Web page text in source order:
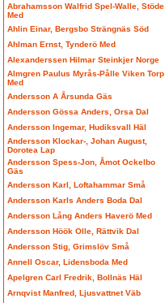
Abrahamsson Walfrid Spel-Walle, Stöde
Med
Ahlin Einar, Bergsbo Strängnäs Söd
Ahlman Ernst, Tynderö Med
Alexanderssen Hilmar Steinkjer Norge
Almgren Paulus Myrås-Pålle Viken Torp
Med
Andersson A Årsunda Gäs
Andersson Gössa Anders, Orsa Dal
Andersson Ingemar, Hudiksvall Häl
Andersson Klockar-, Johan August,
Dorotea Lap
Andersson Spess-Jon, Åmot Ockelbo
Gäs
Andersson Karl, Loftahammar Små
Andersson Karls Anders Boda Dal
Andersson Lång Anders Haverö Med
Andersson Höök Olle, Rättvik Dal
Andersson Stig, Grimslöv Små
Annell Oscar, Lidensboda Med
Apelgren Carl Fredrik, Bollnäs Häl
Arnqvist Manfred, Ljusvattnet Väb